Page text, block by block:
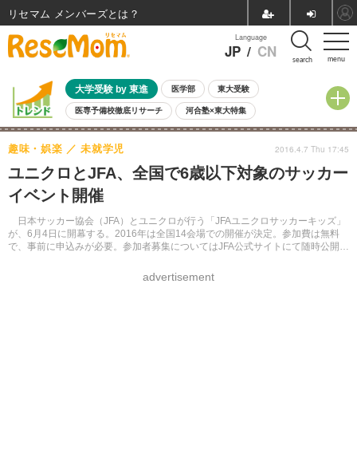
menu
Language
JP / CN search
大学受験 by 東進 医学部 東大受験
医専予備校徹底リサーチ 河合塾×東大特集
親子で考える大学選び 高校受験 中学受験 小学校受験
共通テスト 夏休み
8月開催イベント・WS 全国公立高校 過去問 人気記事
自由研究教材（小学生向け）
ユニクロとJFA、全国で6歳以下対象のサッカー
イベント開催
日本サッカー協会（JFA）とユニクロが行う「JFAユニクロサッカーキッズ」
が、6月4日に開幕する。2016年は全国14会場での開催が決定。参加費は無料
で、事前に申込みが必要。参加者募集についてはJFA公式サイトにて随時公開さ
趣味・娯楽 未就学児
advertisement
2016.4.7 Thu 17:45
リセマム メンバーズ